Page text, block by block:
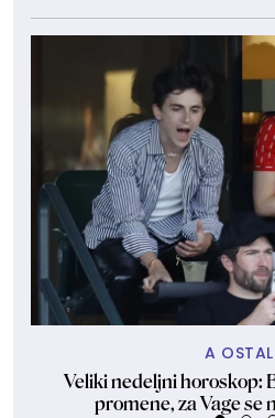
A
Veliki nedeljni horoskop:
promene, za Vage se